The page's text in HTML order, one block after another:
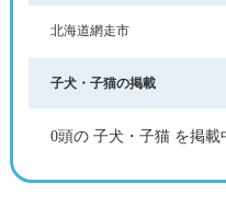
北海道網走市
子犬・子猫の掲載
0頭の 子犬・子猫 を掲載